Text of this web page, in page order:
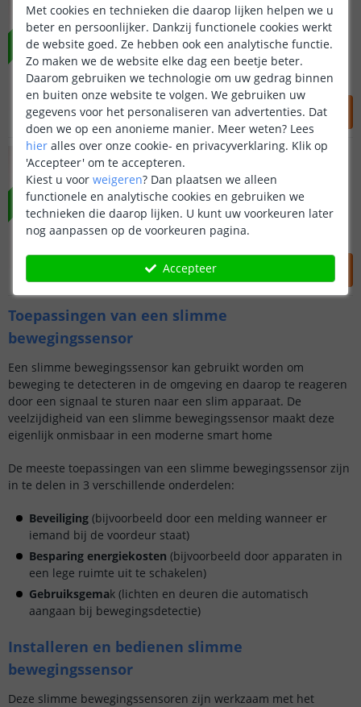
VOORDEELSET
Multi-sensor | Set van 3
OP VOORRAAD
97 134,50
Nauwkeurige mmWave radar
5-in-1 sensoren
Voordeelset van 3 stuks
VOORDEELSET
Aqara Presence Sensor FP300
Multi-sensor | Set van 4
(1 reviews)
OP VOORRAAD
199 96 169,50
Nauwkeurige mmWave radar
5-in-1 sensoren
Voordeelset van 4 stuks
Toepassingen van een slimme
bewegingssensor
Een slimme bewegingssensor kan gebruikt worden om
beweging te detecteren in de omgeving en daarop te reageren
door een signaal te sturen naar een slim apparaat. De
veelzijdigheid van een slimme bewegingssensor maakt deze
eigenlijk onmisbaar in een moderne smart home
De meeste toepassingen van een slimme bewegingssensor zijn
in te delen in 3 verschillende onderdelen:
Beveiliging (bijvoorbeeld door een melding wanneer er
iemand bij de voordeur staat)
Besparing energiekosten (bijvoorbeeld door apparaten in
een lege ruimte uit te schakelen)
Gebruiksgemak (lichten en deuren die automatisch
aangaan bij bewegingsdetectie)
Installeren en bedienen slimme
bewegingssensor
Deze slimme bewegingssensoren zijn werkzaam met het
Met cookies en technieken die daarop lijken helpen we u
beter en persoonlijker. Dankzij functionele cookies werkt
de website goed. Ze hebben ook een analytische functie.
Zo maken we de website elke dag een beetje beter.
Daarom gebruiken we technologie om uw gedrag binnen
en buiten onze website te volgen. We gebruiken uw
gegevens voor het personaliseren van advertenties. Dat
doen we op een anonieme manier. Meer weten? Lees
hier alles over onze cookie- en privacyverklaring. Klik op
'Accepteer' om te accepteren.
Kiest u voor weigeren? Dan plaatsen we alleen
functionele en analytische cookies en gebruiken we
technieken die daarop lijken. U kunt uw voorkeuren later
nog aanpassen op de voorkeuren pagina.
Accepteer